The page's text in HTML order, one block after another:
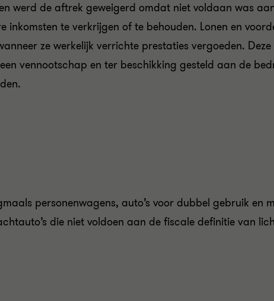
werd de aftrek geweigerd omdat niet voldaan was
inkomsten te verkrijgen of te behouden. Lonen en
ze werkelijk verrichte prestaties vergoeden.
vennootschap en ter beschikking gesteld aan de
personenwagens, auto’s voor dubbel gebruik en
die niet voldoen aan de fiscale definitie van